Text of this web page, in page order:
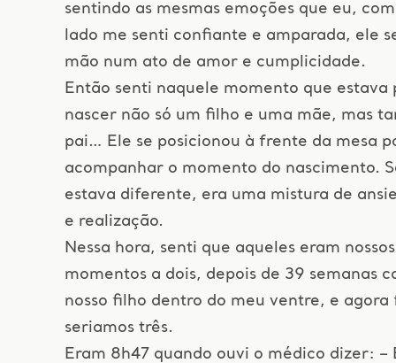
sentindo as mesmas emoções que eu,
lado me senti confiante e amparada, ele
mão num ato de amor e cumplicidade.
Então senti naquele momento que estava
nascer não só um filho e uma mãe, mas
pai… Ele se posicionou à frente da mesa
acompanhar o momento do nascimento.
estava diferente, era uma mistura de
e realização.
Nessa hora, senti que aqueles eram
momentos a dois, depois de 39 semanas
nosso filho dentro do meu ventre, e
seriamos três.
Eram 8h47 quando ouvi o médico dizer: –